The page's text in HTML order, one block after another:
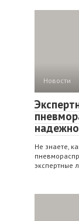
Новости
Не знаете,
экспертные